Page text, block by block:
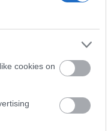
cookies on